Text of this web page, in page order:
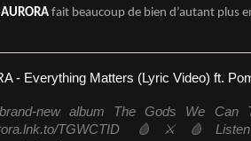
AURORA fait beaucoup de bien d’autant plus
new album The Gods We Can
TGWCTID